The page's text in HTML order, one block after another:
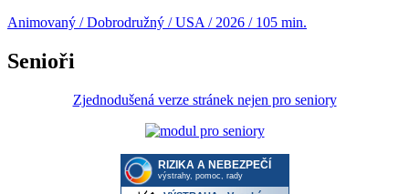
Animovaný / Dobrodružný / USA / 2026 / 105 min.
Senioři
Zjednodušená verze stránek nejen pro seniory